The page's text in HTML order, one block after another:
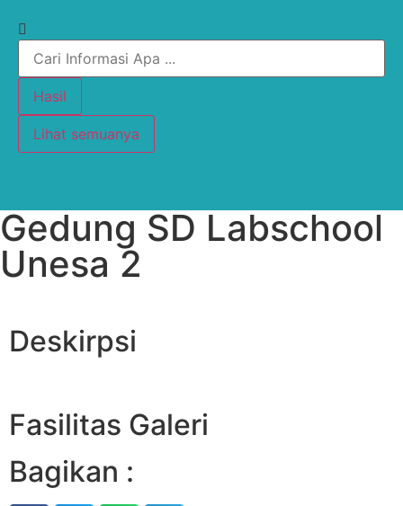
Hasil
Lihat semuanya
Gedung SD Labschool
Unesa 2
Deskirpsi
Fasilitas Galeri
Bagikan :